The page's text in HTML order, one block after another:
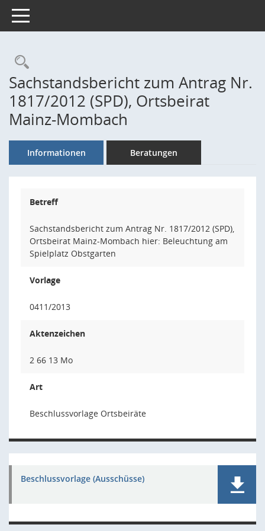
Toggle navigation
Rechercheauswahl
Sachstandsbericht zum Antrag Nr.
1817/2012 (SPD), Ortsbeirat
Mainz-Mombach
Informationen Beratungen
Betreff
Sachstandsbericht zum Antrag Nr. 1817/2012 (SPD),
Ortsbeirat Mainz-Mombach hier: Beleuchtung am
Spielplatz Obstgarten
Vorlage
0411/2013
Aktenzeichen
2 66 13 Mo
Art
Beschlussvorlage Ortsbeiräte
Beschlussvorlage (Ausschüsse)